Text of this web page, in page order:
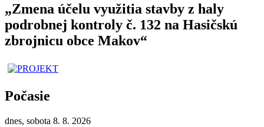
„Zmena účelu využitia stavby z haly
podrobnej kontroly č. 132 na Hasičskú
zbrojnicu obce Makov“
Počasie
dnes, sobota 8. 8. 2026